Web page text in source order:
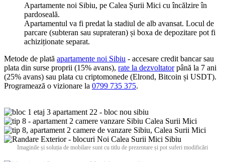
Apartamente noi Sibiu, pe Calea Șurii Mici cu încălzire în
pardoseală.
Apartamentul va fi predat la stadiul de alb avansat. Locul de
parcare (subteran sau suprateran) și boxa de depozitare pot fi
achiziționate separat.
Metode de plată apartamente noi Sibiu - accesare credit bancar sau
plata din surse proprii (15% avans), rate la dezvoltatorpână la 7 ani
(25% avans) sau plata cu criptomonede (Elrond, Bitcoin și USDT).
Programează o vizionare la 0799 735 375.
Imaginile și soluția de mobilare sunt cu titlu de prezentare și pot suferi modificări